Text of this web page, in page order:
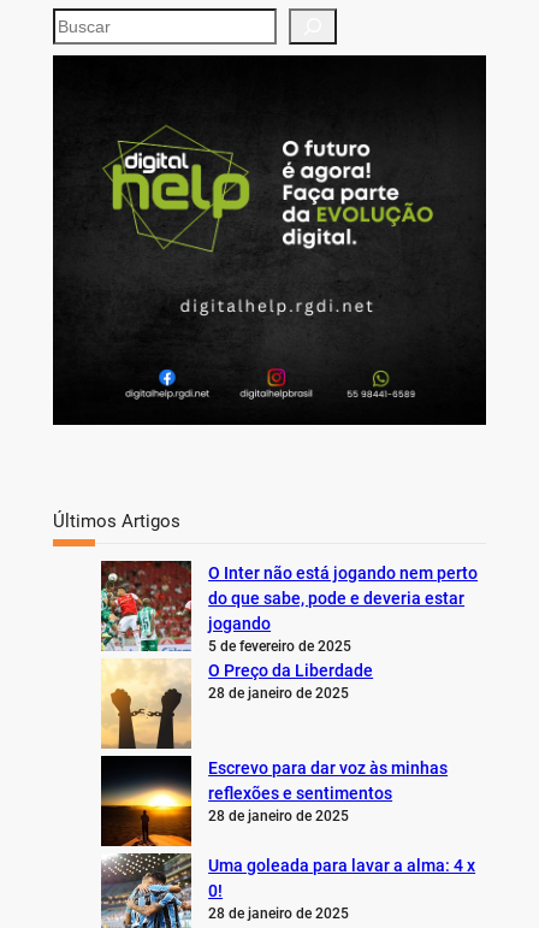
S
e
Últimos Artigos
O Inter não está jogando nem perto
do que sabe, pode e deveria estar
jogando
5 de fevereiro de 2025
O Preço da Liberdade
28 de janeiro de 2025
Escrevo para dar voz às minhas
reflexões e sentimentos
28 de janeiro de 2025
Uma goleada para lavar a alma: 4 x
0!
28 de janeiro de 2025